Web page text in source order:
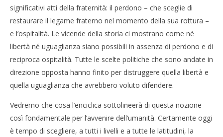
significativi atti della fraternità: il perdono – che sceglie di
restaurare il legame fraterno nel momento della sua rottura –
e l’ospitalità. Le vicende della storia ci mostrano come né
libertà né uguaglianza siano possibili in assenza di perdono e di
reciproca ospitalità. Tutte le scelte politiche che sono andate in
direzione opposta hanno finito per distruggere quella libertà e
quella uguaglianza che avrebbero voluto difendere.
Vedremo che cosa l’enciclica sottolineerà di questa nozione
così fondamentale per l’avvenire dell’umanità. Certamente oggi
è tempo di scegliere, a tutti i livelli e a tutte le latitudini, la